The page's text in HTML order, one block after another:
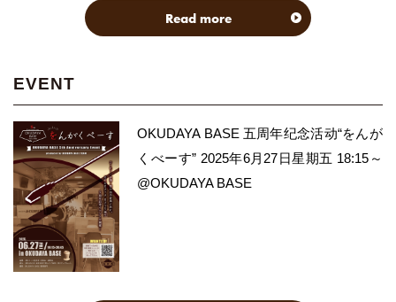
Read more
EVENT
OKUDAYA BASE 五周年纪念活动“をんが
くべーす” 2025年6月27日星期五 18:15～
@OKUDAYA BASE